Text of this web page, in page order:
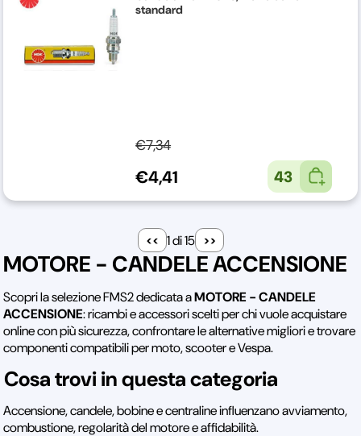
standard
€7,34
€4,41 43
1 di 15
MOTORE - CANDELE ACCENSIONE
Scopri la selezione FMS2 dedicata aMOTORE - CANDELE
ACCENSIONE: ricambi e accessori scelti per chi vuole acquistare
online con più sicurezza, confrontare le alternative migliori e trovare
componenti compatibili per moto, scooter e Vespa.
Cosa trovi in questa categoria
Accensione, candele, bobine e centraline influenzano avviamento,
combustione, regolarità del motore e affidabilità.